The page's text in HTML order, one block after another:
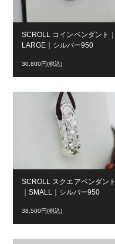
SCROLL コインペンダント｜
LARGE｜シルバー950
30,800円(税込)
SCROLL スクエアペンダント
｜SMALL｜シルバー950
38,500円(税込)